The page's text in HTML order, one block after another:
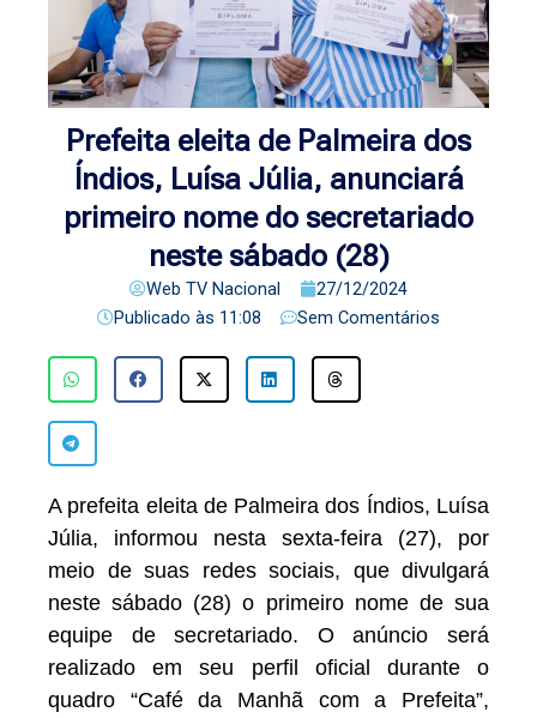
Prefeita eleita de Palmeira dos
Índios, Luísa Júlia, anunciará
primeiro nome do secretariado
neste sábado (28)
Web TV Nacional
27/12/2024
Publicado às 11:08 Sem Comentários
A prefeita eleita de Palmeira dos Índios, Luísa
Júlia, informou nesta sexta-feira (27), por
meio de suas redes sociais, que divulgará
neste sábado (28) o primeiro nome de sua
equipe de secretariado. O anúncio será
realizado em seu perfil oficial durante o
quadro “Café da Manhã com a Prefeita”,